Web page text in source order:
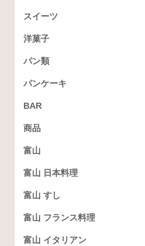
スイーツ
洋菓子
パン類
パンケーキ
BAR
商品
富山
富山 日本料理
富山 すし
富山 フランス料理
富山 イタリアン